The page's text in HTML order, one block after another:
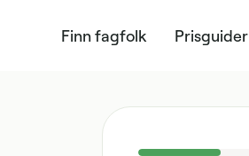
Finn fagfolk Prisguider